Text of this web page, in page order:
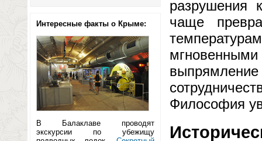
Интересные факты о Крыме:
В Балаклаве проводят
экскурсии по убежищу
разрушения
чаще
Философия